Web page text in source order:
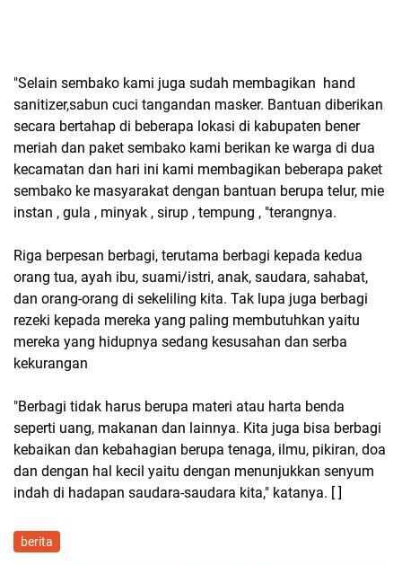
"Selain sembako kami juga sudah membagikan hand
sanitizer,sabun cuci tangandan masker. Bantuan diberikan
secara bertahap di beberapa lokasi di kabupaten bener
meriah dan paket sembako kami berikan ke warga di dua
kecamatan dan hari ini kami membagikan beberapa paket
sembako ke masyarakat dengan bantuan berupa telur, mie
instan , gula , minyak , sirup , tempung , "terangnya.
Riga berpesan berbagi, terutama berbagi kepada kedua
orang tua, ayah ibu, suami/istri, anak, saudara, sahabat,
dan orang-orang di sekeliling kita. Tak lupa juga berbagi
rezeki kepada mereka yang paling membutuhkan yaitu
mereka yang hidupnya sedang kesusahan dan serba
kekurangan
"Berbagi tidak harus berupa materi atau harta benda
seperti uang, makanan dan lainnya. Kita juga bisa berbagi
kebaikan dan kebahagian berupa tenaga, ilmu, pikiran, doa
dan dengan hal kecil yaitu dengan menunjukkan senyum
indah di hadapan saudara-saudara kita," katanya. [ ]
berita